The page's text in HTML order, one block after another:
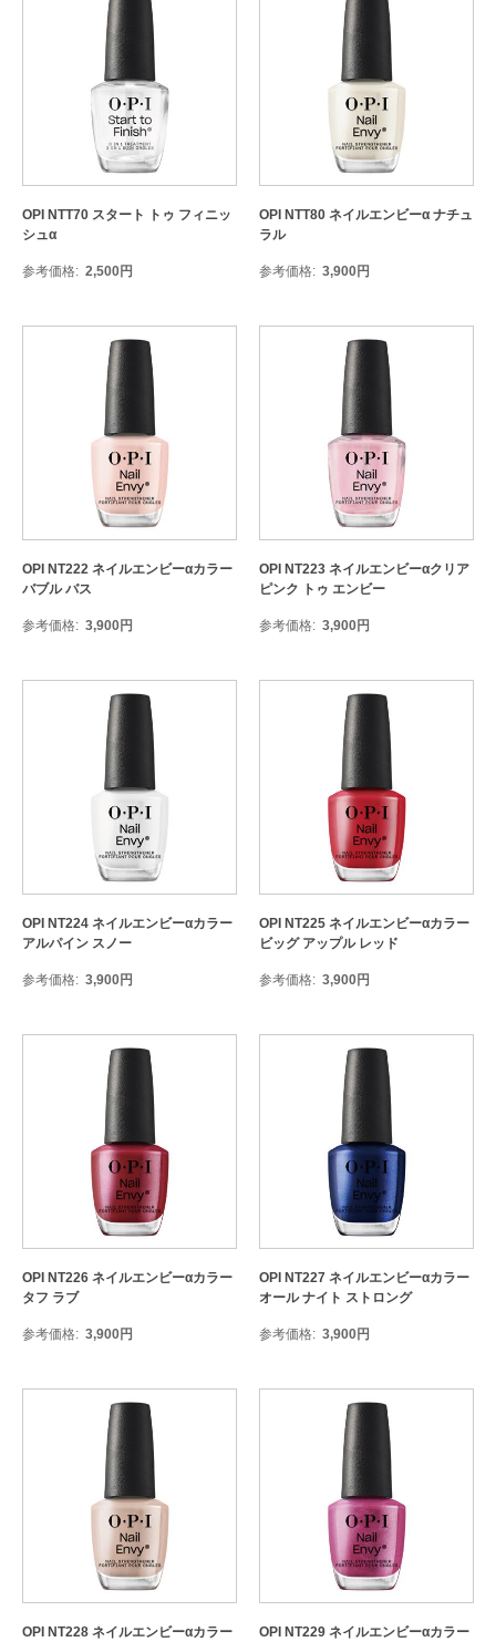
OPI NTT70 スタート トゥ フィニッ
シュα
参考価格 2,500円
OPI NTT80 ネイルエンビーα ナチュ
ラル
参考価格 3,900円
OPI NT222 ネイルエンビーαカラー
バブル バス
参考価格 3,900円
OPI NT223 ネイルエンビーαクリア
ピンク トゥ エンビー
参考価格 3,900円
OPI NT224 ネイルエンビーαカラー
アルパイン スノー
参考価格 3,900円
OPI NT225 ネイルエンビーαカラー
ビッグ アップル レッド
参考価格 3,900円
OPI NT226 ネイルエンビーαカラー
タフ ラブ
参考価格 3,900円
OPI NT227 ネイルエンビーαカラー
オール ナイト ストロング
参考価格 3,900円
OPI NT228 ネイルエンビーαカラー OPI NT229 ネイルエンビーαカラー